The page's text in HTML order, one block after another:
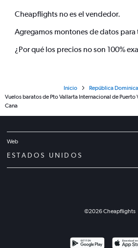
Cheapflights no es el vendedor.
Agregamos montones de datos para
¿Por qué los precios no son 100%
Inicio
República
Vuelos baratos de Pto Vallarta Internacional de Puerto
Cana
Web
ESTADOS UNIDOS
©2026Cheapflights